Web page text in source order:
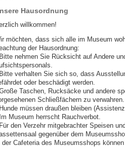
Hausordnung
willkommen!
möchten, dass sich alle im Museum
der Hausordnung:
nehmen Sie Rücksicht auf Andere
verhalten Sie sich so, dass
oder beschädigt werden.
Taschen, Rucksäcke und andere
Schließfächern zu verwahren.
müssen draußen bleiben
Museum herrscht Rauchverbot.
den Verzehr mitgebrachter Speisen
gegenüber dem
der Cafeteria des Museumsshops